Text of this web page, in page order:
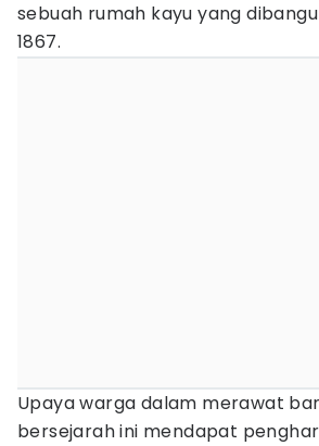
sebuah rumah kayu yang
1867.
Upaya warga dalam merawat
bersejarah ini mendapat